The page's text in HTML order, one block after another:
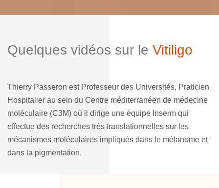
Quelques vidéos sur le Vitiligo
Thierry Passeron est Professeur des Universités, Praticien
Hospitalier au sein du Centre méditerranéen de médecine
moléculaire (C3M) où il dirige une équipe Inserm qui
effectue des recherches très translationnelles sur les
mécanismes moléculaires impliqués dans le mélanome et
dans la pigmentation.